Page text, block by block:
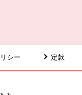
シー 定款